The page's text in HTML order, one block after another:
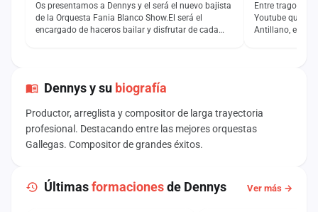
Os presentamos a Dennys y el será el nuevo bajista
de la Orquesta Fania Blanco Show.El será el
encargado de haceros bailar y disfrutar de cada
Entre tragos &
Youtube que
Antillano, en
Dennys y su biografía
Productor, arreglista y compositor de larga trayectoria
profesional. Destacando entre las mejores orquestas
Gallegas. Compositor de grandes éxitos.
Últimasformacionesde Dennys Ver más →